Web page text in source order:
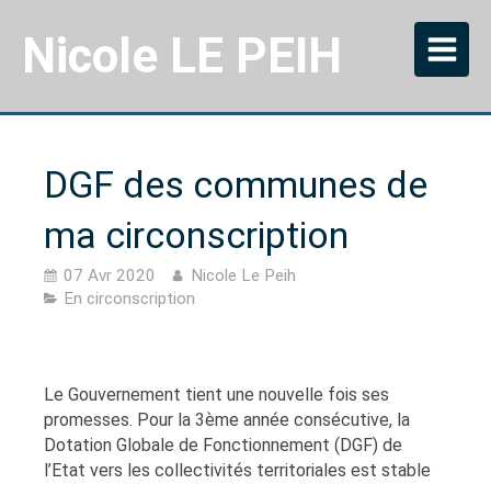
Nicole LE PEIH
DGF des communes de
ma circonscription
07 Avr 2020
Nicole Le Peih
En circonscription
Le Gouvernement tient une nouvelle fois ses
promesses. Pour la 3ème année consécutive, la
Dotation Globale de Fonctionnement (DGF) de
l’Etat vers les collectivités territoriales est stable